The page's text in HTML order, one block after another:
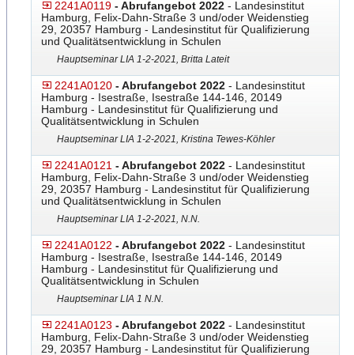
2241A0119 - Abrufangebot 2022 - Landesinstitut
Hamburg, Felix-Dahn-Straße 3 und/oder Weidenstieg
29, 20357 Hamburg - Landesinstitut für Qualifizierung
und Qualitätsentwicklung in Schulen
Hauptseminar LIA 1-2-2021, Britta Lateit
2241A0120 - Abrufangebot 2022 - Landesinstitut
Hamburg - Isestraße, Isestraße 144-146, 20149
Hamburg - Landesinstitut für Qualifizierung und
Qualitätsentwicklung in Schulen
Hauptseminar LIA 1-2-2021, Kristina Tewes-Köhler
2241A0121 - Abrufangebot 2022 - Landesinstitut
Hamburg, Felix-Dahn-Straße 3 und/oder Weidenstieg
29, 20357 Hamburg - Landesinstitut für Qualifizierung
und Qualitätsentwicklung in Schulen
Hauptseminar LIA 1-2-2021, N.N.
2241A0122 - Abrufangebot 2022 - Landesinstitut
Hamburg - Isestraße, Isestraße 144-146, 20149
Hamburg - Landesinstitut für Qualifizierung und
Qualitätsentwicklung in Schulen
Hauptseminar LIA 1 N.N.
2241A0123 - Abrufangebot 2022 - Landesinstitut
Hamburg, Felix-Dahn-Straße 3 und/oder Weidenstieg
29, 20357 Hamburg - Landesinstitut für Qualifizierung